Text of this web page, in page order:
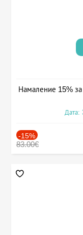
Намаление 15%
-15%
83.00€